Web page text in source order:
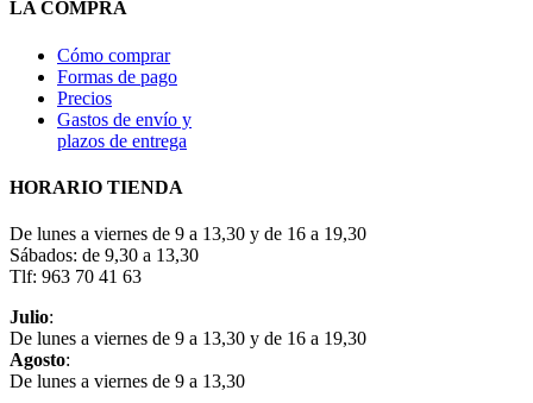
LA COMPRA
Cómo comprar
Formas de pago
Precios
Gastos de envío y
plazos de entrega
HORARIO TIENDA
De lunes a viernes de 9 a 13,30 y de 16 a 19,30
Sábados: de 9,30 a 13,30
Tlf: 963 70 41 63
Julio:
De lunes a viernes de 9 a 13,30 y de 16 a 19,30
Agosto:
De lunes a viernes de 9 a 13,30